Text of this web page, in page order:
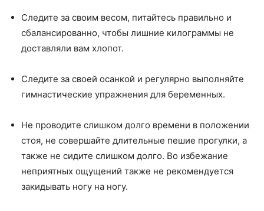
Следите за своим весом, питайтесь правильно и
сбалансированно, чтобы лишние килограммы не
доставляли вам хлопот.
Следите за своей осанкой и регулярно выполняйте
гимнастические упражнения для беременных.
Не проводите слишком долго времени в положении
стоя, не совершайте длительные пешие прогулки, а
также не сидите слишком долго. Во избежание
неприятных ощущений также не рекомендуется
закидывать ногу на ногу.